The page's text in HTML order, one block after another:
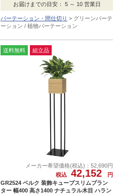
お届けまでの目安： 5 ～ 10 営業日
パーテーション・間仕切り
グリーンパーテ
ーション / 植物パーテーション
送料無料 組立品
メーカー希望価格(税込)：52,690円
税込
42,152
円
GR2524 ベルク 装飾キューブスリムプラン
ター 幅400 高さ1400 ナチュラル木目 ハラン